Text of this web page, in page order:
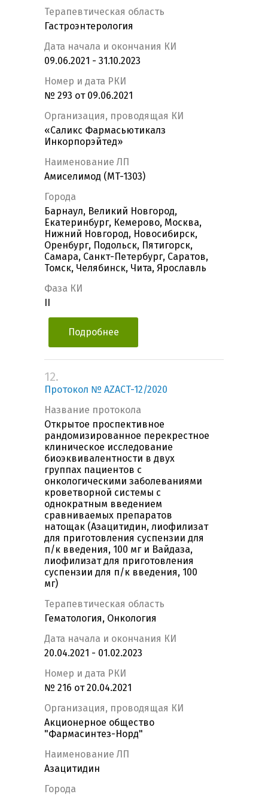
Терапевтическая область
Гастроэнтерология
Дата начала и окончания КИ
09.06.2021 - 31.10.2023
Номер и дата РКИ
№ 293 от 09.06.2021
Организация, проводящая КИ
«Саликс Фармасьютикалз
Инкорпорэйтед»
Наименование ЛП
Амиселимод (MT-1303)
Города
Барнаул, Великий Новгород,
Екатеринбург, Кемерово, Москва,
Нижний Новгород, Новосибирск,
Оренбург, Подольск, Пятигорск,
Самара, Санкт-Петербург, Саратов,
Томск, Челябинск, Чита, Ярославль
Фаза КИ
Подробнее
12.
Протокол № AZACT-12/2020
Название протокола
Открытое проспективное
рандомизированное перекрестное
клиническое исследование
биоэквивалентности в двух
группах пациентов с
онкологическими заболеваниями
кроветворной системы с
однократным введением
сравниваемых препаратов
натощак (Азацитидин, лиофилизат
для приготовления суспензии для
п/к введения, 100 мг и Вайдаза,
лиофилизат для приготовления
суспензии для п/к введения, 100
мг)
Терапевтическая область
Гематология, Онкология
Дата начала и окончания КИ
20.04.2021 - 01.02.2023
Номер и дата РКИ
№ 216 от 20.04.2021
Организация, проводящая КИ
Акционерное общество
"Фармасинтез-Норд"
Наименование ЛП
Азацитидин
Города